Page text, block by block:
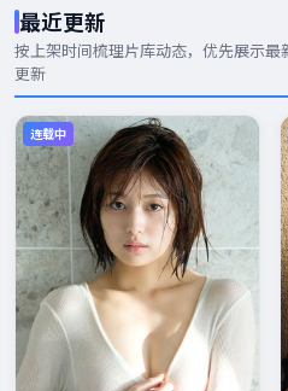
最近更新
按上架时间梳理片库动态，优先展示最
更新
连载中